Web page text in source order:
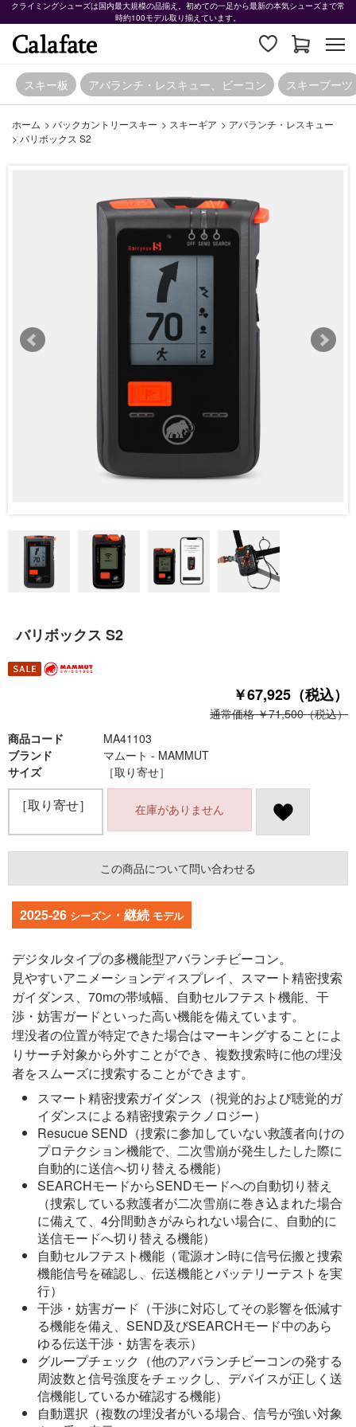
クライミングシューズは国内最大規模の品揃え。初めての一足から最新の本気シューズまで常
時約100モデル取り揃えています。
スキー板 アバランチ・レスキュー、ビーコン スキーブーツ
ホーム > バックカントリースキー > スキーギア > アバランチ・レスキュー
> バリボックス S2
バリボックス S2
￥67,925（税込）
通常価格 ￥71,500（税込）
商品コード
MA41103
ブランド
マムート - MAMMUT
サイズ
［取り寄せ］
［取り寄せ］ 在庫がありません
この商品について問い合わせる
2025-26 シーズン ・継続 モデル
デジタルタイプの多機能型アバランチビーコン。
見やすいアニメーションディスプレイ、スマート精密捜索
ガイダンス、70mの帯域幅、自動セルフテスト機能、干
渉・妨害ガードといった高い機能を備えています。
埋没者の位置が特定できた場合はマーキングすることによ
りサーチ対象から外すことができ、複数捜索時に他の埋没
者をスムーズに捜索することができます。
スマート精密捜索ガイダンス（視覚的および聴覚的ガ
イダンスによる精密捜索テクノロジー）
Resucue SEND（捜索に参加していない救護者向けの
プロテクション機能で、二次雪崩が発生したした際に
自動的に送信へ切り替える機能）
SEARCHモードからSENDモードへの自動切り替え
（捜索している救護者が二次雪崩に巻き込まれた場合
に備えて、4分間動きがみられない場合に、自動的に
送信モードへ切り替える機能）
自動セルフテスト機能（電源オン時に信号伝搬と捜索
機能信号を確認し、伝送機能とバッテリーテストを実
行）
干渉・妨害ガード（干渉に対応してその影響を低減す
る機能を備え、SEND及びSEARCHモード中のあら
ゆる伝送干渉・妨害を表示）
グループチェック（他のアバランチビーコンの発する
周波数と信号強度をチェックし、デバイスが正しく送
信機能しているか確認する機能）
自動選択（複数の埋没者がいる場合、信号が強い対象